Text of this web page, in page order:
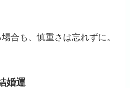
合も、慎重さは忘れずに。
婚運